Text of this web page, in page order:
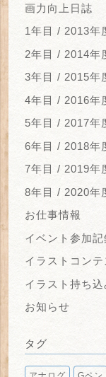
画力向上日誌
1年目 / 2013年
2年目 / 2014年
3年目 / 2015年
4年目 / 2016年
5年目 / 2017年
6年目 / 2018年
7年目 / 2019年
8年目 / 2020年
お仕事情報
イベント参加記
イラストコン
イラスト持ち
お知らせ
タグ